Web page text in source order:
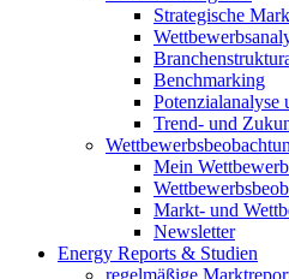
Strategische
Benchmarking
Potenzialanalyse
Trend- und
Mein
Markt- und
Newsletter
Energy Reports & Studien
regelmäßige